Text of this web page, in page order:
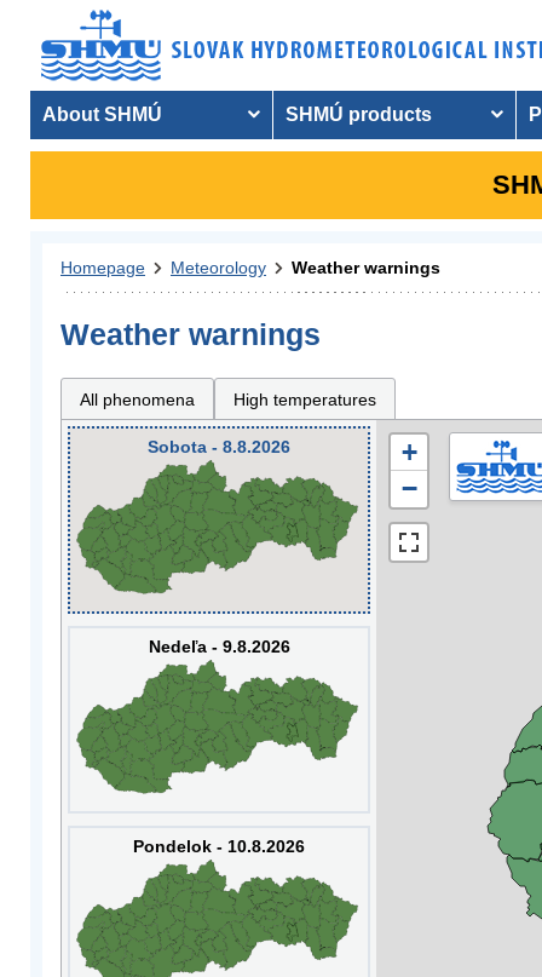
About SHMÚ SHMÚ products
Homepage Meteorology Weather warnings
Weather warnings
All phenomena High temperatures
Sobota - 8.8.2026
Nedeľa - 9.8.2026
Pondelok - 10.8.2026
+
−